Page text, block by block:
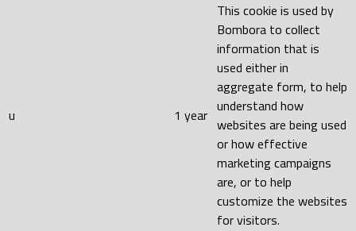
u 1 year
This cookie is used by
Bombora to collect
information that is
used either in
aggregate form, to help
understand how
websites are being used
or how effective
marketing campaigns
are, or to help
customize the websites
for visitors.